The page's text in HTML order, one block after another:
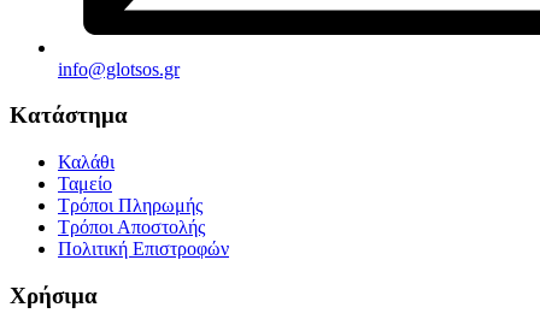
info@glotsos.gr
Κατάστημα
Καλάθι
Ταμείο
Τρόποι Πληρωμής
Τρόποι Αποστολής
Πολιτική Επιστροφών
Χρήσιμα